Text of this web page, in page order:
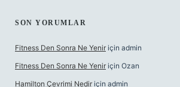
SON YORUMLAR
Fitness Den Sonra Ne Yenir için admin
Fitness Den Sonra Ne Yenir için Ozan
Hamilton Çevrimi Nedir için admin